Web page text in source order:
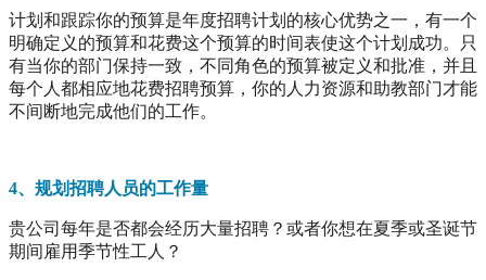
计划和跟踪你的预算是年度招聘计划的核心优势之一，有一个
明确定义的预算和花费这个预算的时间表使这个计划成功。只
有当你的部门保持一致，不同角色的预算被定义和批准，并且
每个人都相应地花费招聘预算，你的人力资源和助教部门才能
不间断地完成他们的工作。
4、规划招聘人员的工作量
贵公司每年是否都会经历大量招聘？或者你想在夏季或圣诞节
期间雇用季节性工人？